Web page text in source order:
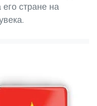
стране на